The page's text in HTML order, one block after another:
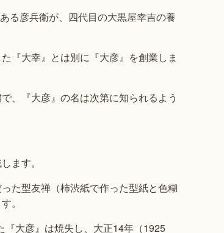
る彦兵衛が、四代目の大黒屋幸吉の養
『大幸』とは別に『大彦』を創業しま
、『大彦』の名は次第に知られるよう
ます。
た型友禅（柿渋紙で作った型紙と色糊
。
大彦』は焼失し、大正14年（1925